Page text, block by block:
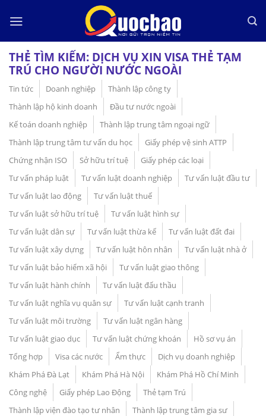
THẺ TÌM KIẾM: DỊCH VỤ XIN VISA THẺ TẠM
TRÚ CHO NGƯỜI NƯỚC NGOÀI
Tin tức Doanh nghiệp
Thành lập công ty
Thành lập hộ kinh doanh
Đầu tư nước ngoài
Kế toán doanh nghiệp
Thành lập trung tâm ngoại ngữ
Thành lập trung tâm tư vấn du học
Giấy phép vệ sinh ATTP
Chứng nhận ISO
Sở hữu trí tuệ
Giấy phép các loại
Tư vấn pháp luật
Tư vấn luật doanh nghiệp
Tư vấn luật đầu tư
Tư vấn luật lao động
Tư vấn luật thuế
Tư vấn luật sở hữu trí tuệ
Tư vấn luật hình sự
Tư vấn luật dân sự
Tư vấn luật thừa kế
Tư vấn luật đất đai
Tư vấn luật xây dựng
Tư vấn luật hôn nhân
Tư vấn luật nhà ở
Tư vấn luật bảo hiểm xã hội
Tư vấn luật giao thông
Tư vấn luật hành chính
Tư vấn luật đấu thầu
Tư vấn luật nghĩa vụ quân sự
Tư vấn luật cạnh tranh
Tư vấn luật môi trường
Tư vấn luật ngân hàng
Tư vấn luật giao dục
Tư vấn luật chứng khoán
Hồ sơ vụ án
Tổng hợp
Visa các nước Ẩm thực
Dịch vụ doanh nghiệp
Khám Phá Đà Lạt
Khám Phá Hà Nội
Khám Phá Hồ Chí Minh
Công nghệ
Giấy phép Lao Động
Thẻ tạm Trú
Thành lập viện đào tạo tư nhân
Thành lập trung tâm gia sư